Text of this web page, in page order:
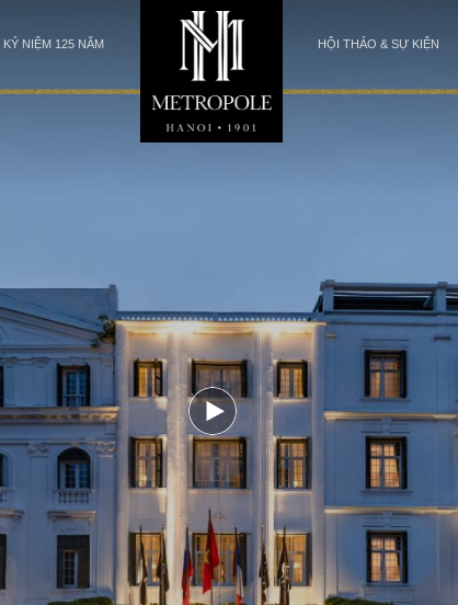
KỶ NIỆM 125 NĂM HỘI THẢO & SỰ KIỆN